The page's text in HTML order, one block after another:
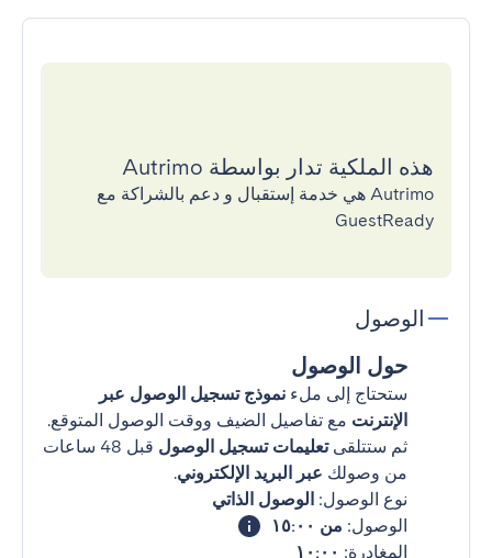
هذه الملكية تدار بواسطة Autrimo
Autrimo هي خدمة إستقبال و دعم بالشراكة مع
GuestReady
الوصول
حول الوصول
ستحتاج إلى ملء نموذج تسجيل الوصول عبر
الإنترنت مع تفاصيل الضيف ووقت الوصول المتوقع.
ثم ستتلقىتعليمات تسجيل الوصول
قبل 48 ساعات
من وصولك عبر البريد الإلكتروني.
نوع الوصول: الوصول الذاتي
الوصول: من ١٥:٠٠
المغادرة: ١٠:٠٠